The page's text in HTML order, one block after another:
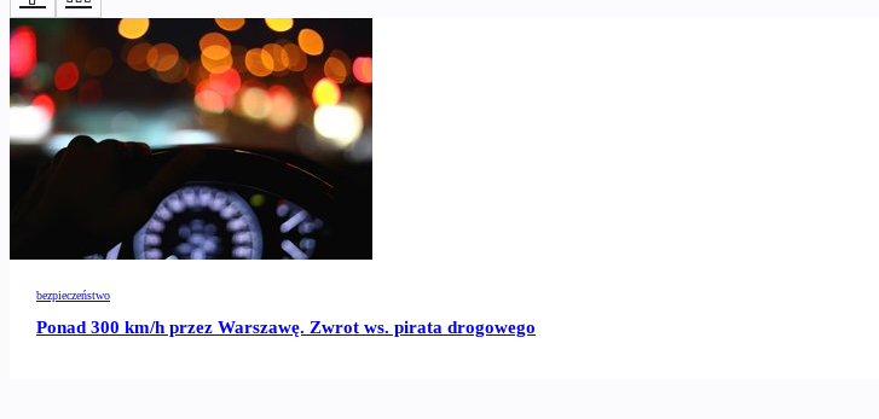
bezpieczeństwo
Ponad 300 km/h przez Warszawę. Zwrot ws. pirata drogowego